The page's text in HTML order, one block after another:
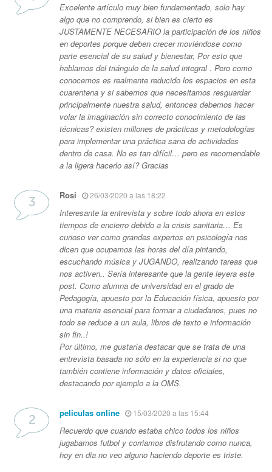
Excelente artículo muy bien fundamentado, solo hay
algo que no comprendo, si bien es cierto es
JUSTAMENTE NECESARIO la participación de los niños
en deportes porque deben crecer moviéndose como
parte esencial de su salud y bienestar, Por esto que
hablamos del triángulo de la salud integral . Pero como
conocemos es realmente reducido los espacios en esta
cuarentena y si sabemos que necesitamos resguardar
principalmente nuestra salud, entonces debemos hacer
volar la imaginación sin correcto conocimiento de las
técnicas? existen millones de prácticas y metodologías
para implementar una práctica sana de actividades
dentro de casa. No es tan difícil… pero es recomendable
a la ligera hacerlo así? Gracias
Rosi 26/03/2020 a las 18:22
Interesante la entrevista y sobre todo ahora en estos
tiempos de encierro debido a la crisis sanitaria… Es
curioso ver como grandes expertos en psicología nos
dicen que ocupemos las horas del día pintando,
escuchando música y JUGANDO, realizando tareas que
nos activen.. Sería interesante que la gente leyera este
post. Como alumna de universidad en el grado de
Pedagogía, apuesto por la Educación física, apuesto por
una materia esencial para formar a ciudadanos, pues no
todo se reduce a un aula, libros de texto e información
sin fin..!
Por último, me gustaría destacar que se trata de una
entrevista basada no sólo en la experiencia si no que
también contiene información y datos oficiales,
destacando por ejemplo a la OMS.
peliculas online 15/03/2020 a las 15:44
Recuerdo que cuando estaba chico todos los niños
jugabamos futbol y corriamos disfrutando como nunca,
hoy en dia no veo alguno haciendo deporte es triste.